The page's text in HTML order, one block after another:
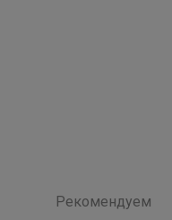
Рекомендуем